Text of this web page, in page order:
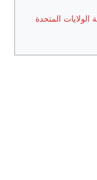
الولايات المتحدة